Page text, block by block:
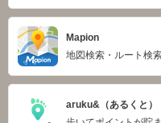
Mapion
地図検索・ルート検
aruku&（あるくと）